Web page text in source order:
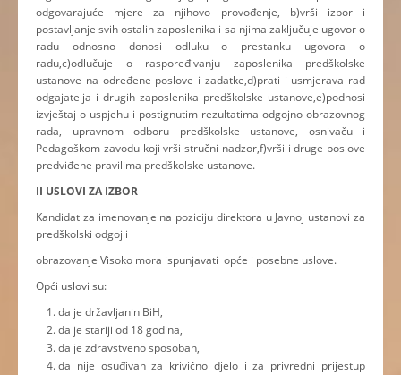
odgovarajuće mjere za njihovo provođenje, b)vrši izbor i
postavljanje svih ostalih zaposlenika i sa njima zaključuje ugovor o
radu odnosno donosi odluku o prestanku ugovora o
radu,c)odlučuje o raspoređivanju zaposlenika predškolske
ustanove na određene poslove i zadatke,d)prati i usmjerava rad
odgajatelja i drugih zaposlenika predškolske ustanove,e)podnosi
izvještaj o uspjehu i postignutim rezultatima odgojno-obrazovnog
rada, upravnom odboru predškolske ustanove, osnivaču i
Pedagoškom zavodu koji vrši stručni nadzor,f)vrši i druge poslove
predviđene pravilima predškolske ustanove.
II USLOVI ZA IZBOR
Kandidat za imenovanje na poziciju direktora u Javnoj ustanovi za
predškolski odgoj i
obrazovanje Visoko mora ispunjavati opće i posebne uslove.
Opći uslovi su:
da je državljanin BiH,
da je stariji od 18 godina,
da je zdravstveno sposoban,
da nije osuđivan za krivično djelo i za privredni prijestup